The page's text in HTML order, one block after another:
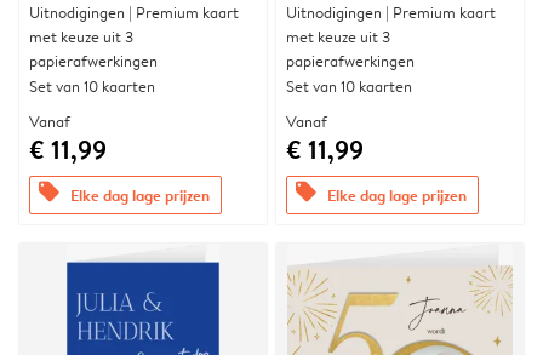
Uitnodigingen | Premium kaart
met keuze uit 3
papierafwerkingen
Set van 10 kaarten
Vanaf
€ 11,99
offers Elke dag lage prijzen
Uitnodigingen | Premium kaart
met keuze uit 3
papierafwerkingen
Set van 10 kaarten
Vanaf
€ 11,99
offers Elke dag lage prijzen